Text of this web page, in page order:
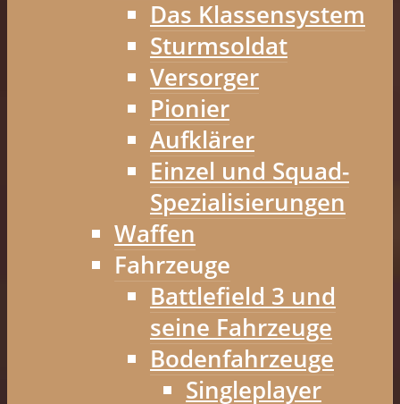
Das Klassensystem
Sturmsoldat
Versorger
Pionier
Aufklärer
Einzel und Squad-
Spezialisierungen
Waffen
Fahrzeuge
Battlefield 3 und
seine Fahrzeuge
Bodenfahrzeuge
Singleplayer